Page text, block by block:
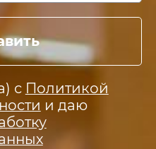
с Политикой
и даю